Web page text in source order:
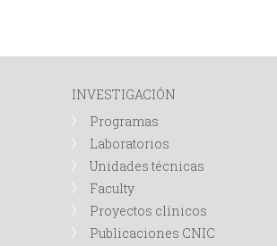
INVESTIGACIÓN
Programas
Laboratorios
Unidades técnicas
Faculty
Proyectos clínicos
Publicaciones CNIC